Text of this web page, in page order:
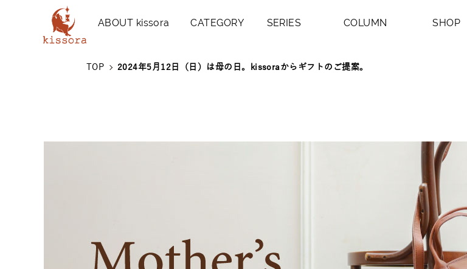
ABOUT kissora
CATEGORY SERIES COLUMN SHOP
TOP 2024年5月12日（日）は母の日。kissoraからギフトのご提案。